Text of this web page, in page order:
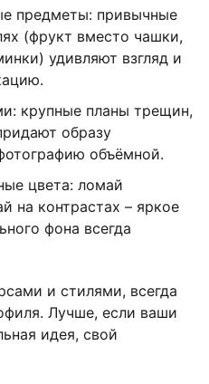
предметы: привычные
(фрукт вместо чашки,
удивляют взгляд и
крупные планы трещин,
образу
объёмной.
цвета: ломай
на контрастах – яркое
фона всегда
и стилями, всегда
Лучше, если ваши
идея, свой